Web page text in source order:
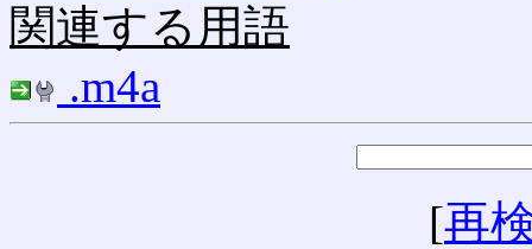
関連する用語
.m4a
[再